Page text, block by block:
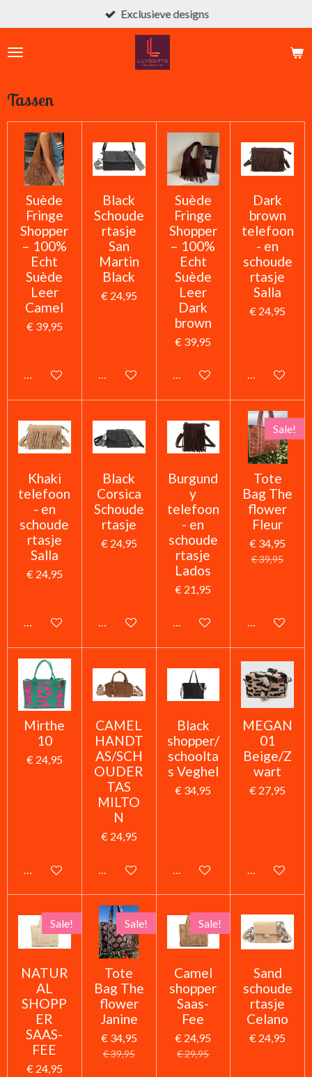
direct
naar
Exclusieve designs
Tassen
Suède
Fringe
Shopper
– 100%
Echt
Suède
Leer
Camel
€ 39,95
In winkelwagen
Black
Schoude
rtasje
San
Martin
Black
€ 24,95
In winkelwagen
Suède
Fringe
Shopper
– 100%
Echt
Suède
Leer
Dark
brown
€ 39,95
In winkelwagen
Dark
brown
telefoon
- en
schoude
rtasje
Salla
€ 24,95
In
Khaki
telefoon
- en
schoude
rtasje
Salla
€ 24,95
In winkelwagen
Black
Corsica
Schoude
rtasje
€ 24,95
In winkelwagen
Burgund
y
telefoon
- en
schoude
rtasje
Lados
€ 21,95
In winkelwagen
Sale!
Tote
Bag The
flower
Fleur
€ 34,95
€ 39,95
In
Mirthe
10
€ 24,95
In winkelwagen
CAMEL
HANDT
AS/SCH
OUDER
TAS
MILTO
N
€ 24,95
In winkelwagen
Black
shopper/
schoolta
s Veghel
€ 34,95
In winkelwagen
MEGAN
01
Beige/Z
wart
€ 27,95
In
Sale!
NATUR
AL
SHOPP
ER
SAAS-
FEE
€ 24,95
Sale!
Tote
Bag The
flower
Janine
€ 34,95
€ 39,95
Sale!
Camel
shopper
Saas-
Fee
€ 24,95
€ 29,95
Sand
schoude
rtasje
Celano
€ 24,95